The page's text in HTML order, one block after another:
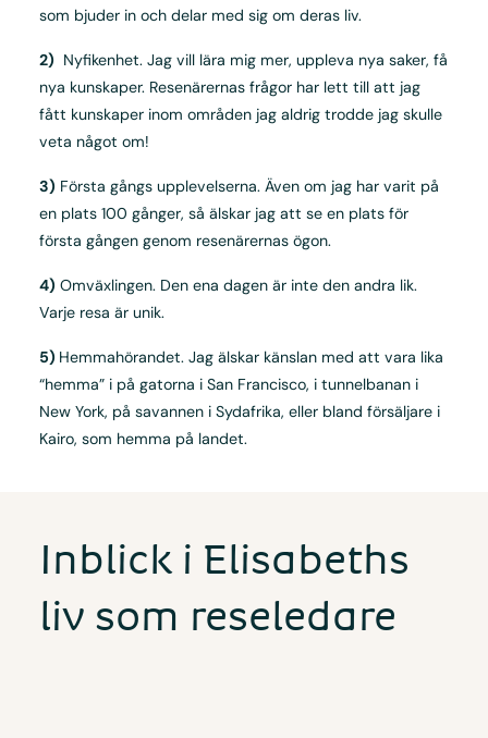
som bjuder in och delar med sig om deras liv.
2) Nyfikenhet. Jag vill lära mig mer, uppleva nya saker, få
nya kunskaper. Resenärernas frågor har lett till att jag
fått kunskaper inom områden jag aldrig trodde jag skulle
veta något om!
3) Första gångs upplevelserna. Även om jag har varit på
en plats 100 gånger, så älskar jag att se en plats för
första gången genom resenärernas ögon.
4) Omväxlingen. Den ena dagen är inte den andra lik.
Varje resa är unik.
5) Hemmahörandet. Jag älskar känslan med att vara lika
“hemma” i på gatorna i San Francisco, i tunnelbanan i
New York, på savannen i Sydafrika, eller bland försäljare i
Kairo, som hemma på landet.
Inblick i Elisabeths
liv som reseledare